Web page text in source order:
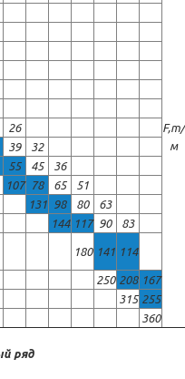
F,т/
м
26
39
32
55 45
36
107 78 65
51
131 98 80
63
144 117 90 83
180 141 114
250 208 167
315 255
360
ряд